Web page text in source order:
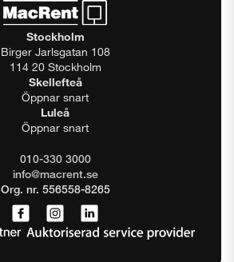
Stockholm
Birger Jarlsgatan 108
114 20 Stockholm
Skellefteå
Öppnar snart
Luleå
Öppnar snart
010-330 3000
info@macrent.se
Org. nr. 556558-8265